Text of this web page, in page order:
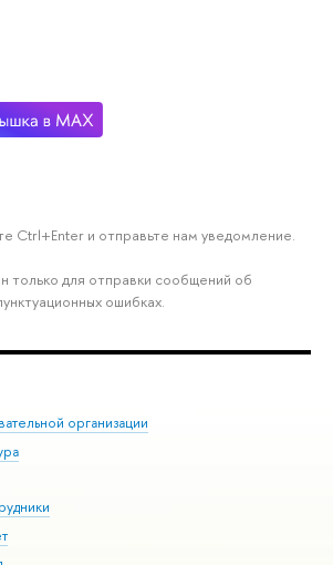
Ctrl+Enter и отправьте нам уведомление.
только для отправки сообщений об
ошибках.
организации